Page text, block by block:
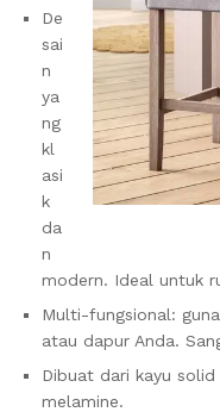
De
sai
n
ya
ng
kl
asi
k
da
n
modern. Ideal untuk
Multi-fungsional:
atau dapur Anda.
Dibuat dari kayu
melamine.